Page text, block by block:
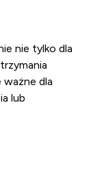
nie tylko dla
dla
lub